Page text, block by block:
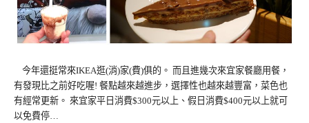
今年還挺常來IKEA逛(消)家(費)俱的。 而且進幾次來宜家餐廳用餐，
有發現比之前好吃喔! 餐點越來越進步，選擇性也越來越豐富，菜色也
有經常更新。 來宜家平日消費$300元以上、假日消費$400元以上就可
以免費停…